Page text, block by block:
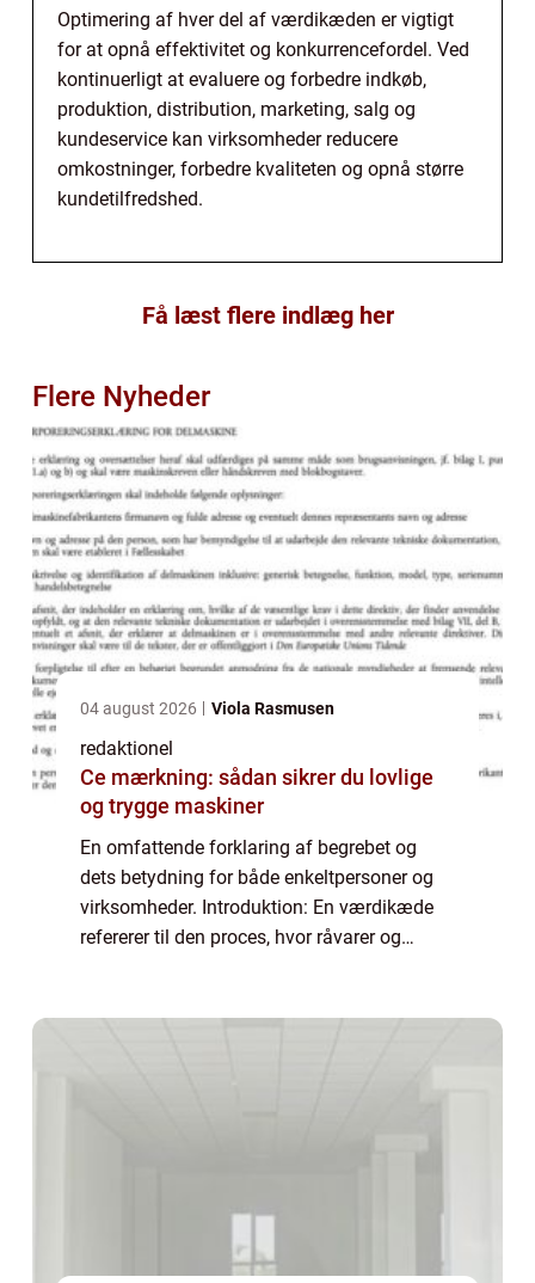
Optimering af hver del af værdikæden er vigtigt
for at opnå effektivitet og konkurrencefordel. Ved
kontinuerligt at evaluere og forbedre indkøb,
produktion, distribution, marketing, salg og
kundeservice kan virksomheder reducere
omkostninger, forbedre kvaliteten og opnå større
kundetilfredshed.
Få læst flere indlæg her
Flere Nyheder
04 august 2026 Viola Rasmusen
redaktionel
Ce mærkning: sådan sikrer du lovlige
og trygge maskiner
En omfattende forklaring af begrebet og
dets betydning for både enkeltpersoner og
virksomheder. Introduktion: En værdikæde
refererer til den proces, hvor råvarer og